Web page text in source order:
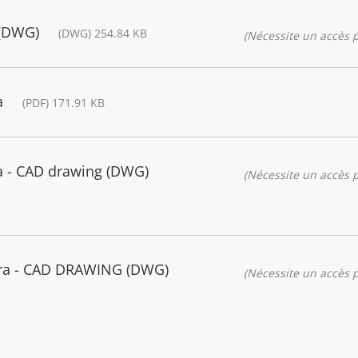
(DWG) 254.84 KB (Nécessite un accès
(PDF) 171.91 KB
- CAD drawing (DWG) (Nécessite un accès
- CAD DRAWING (DWG) (Nécessite un accès